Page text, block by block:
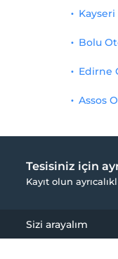
Bolu
Edirne
Assos
Tesisiniz için
Kayıt olun
Sizi arayalım